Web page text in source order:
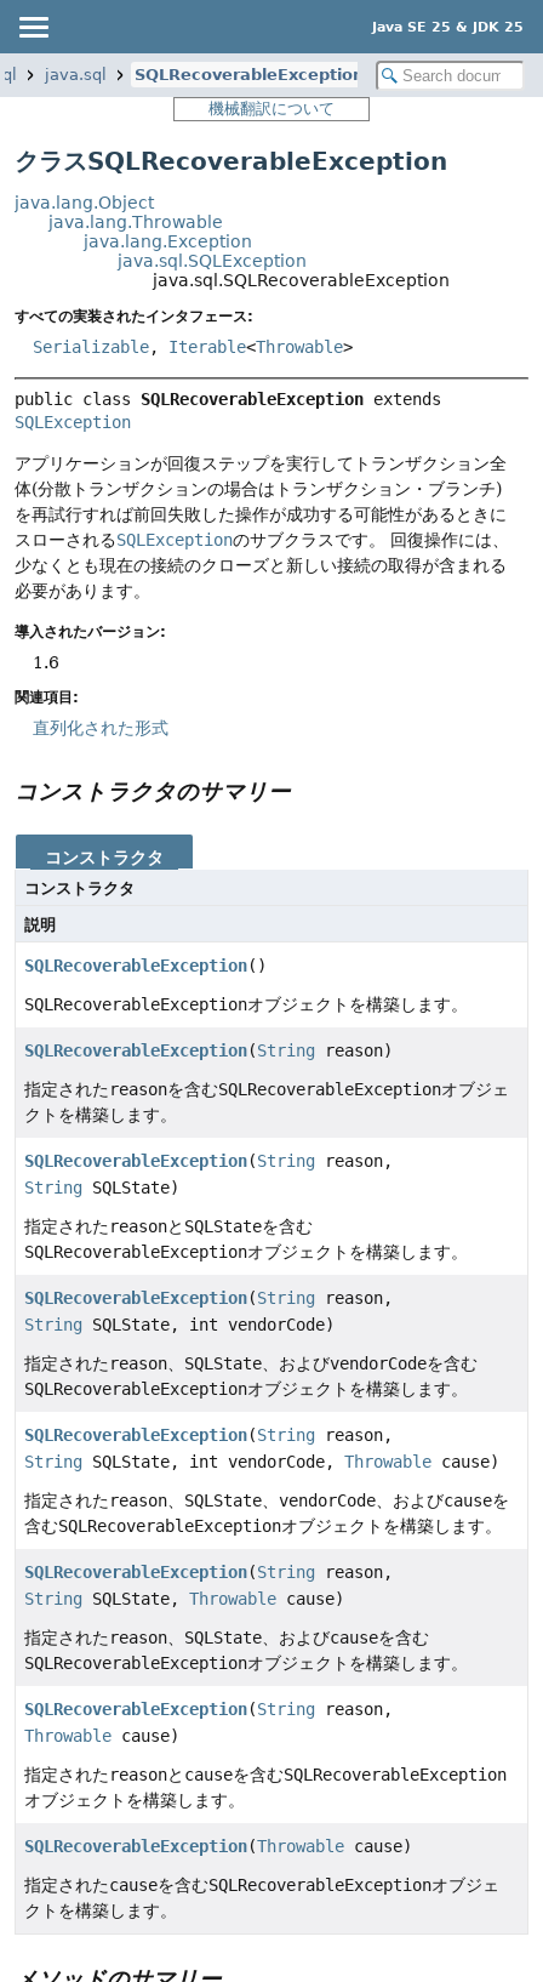
Java SE 25 & JDK 25
java.sql
SQLRecoverableException
機械翻訳について
クラスSQLRecoverableException
java.lang.Object
java.lang.Throwable
java.lang.Exception
java.sql.SQLException
java.sql.SQLRecoverableException
すべての実装されたインタフェース:
Serializable, Iterable<Throwable>
public class SQLRecoverableException
SQLException
アプリケーションが回復ステップを実行してトランザクション全
体(分散トランザクションの場合はトランザクション・ブランチ)
を再試行すれば前回失敗した操作が成功する可能性があるときに
スローされるSQLExceptionのサブクラスです。
回復操作には、
少なくとも現在の接続のクローズと新しい接続の取得が含まれる
必要があります。
導入されたバージョン:
1.6
関連項目:
直列化された形式
コンストラクタのサマリー
コンストラクタ
コンストラクタ
説明
SQLRecoverableException()
SQLRecoverableExceptionオブジェクトを構築します。
SQLRecoverableException(String reason)
指定されたreasonを含むSQLRecoverableExceptionオブジェ
クトを構築します。
SQLRecoverableException(String reason,
String SQLState)
指定されたreasonと SQLStateを含む
SQLRecoverableExceptionオブジェクトを構築します。
SQLRecoverableException(String reason,
String SQLState, int vendorCode)
指定されたreason SQLState 、およびvendorCodeを含む
SQLRecoverableExceptionオブジェクトを構築します。
SQLRecoverableException(String reason,
String SQLState, int vendorCode, Throwable cause)
指定されたreason SQLState vendorCode 、およびcauseを
含むSQLRecoverableExceptionオブジェクトを構築します。
SQLRecoverableException(String reason,
String SQLState, Throwable cause)
指定されたreason SQLState 、およびcauseを含む
SQLRecoverableExceptionオブジェクトを構築します。
SQLRecoverableException(String reason,
Throwable cause)
指定されたreasonと causeを含むSQLRecoverableException
オブジェクトを構築します。
SQLRecoverableException(Throwable cause)
指定されたcauseを含むSQLRecoverableExceptionオブジェ
クトを構築します。